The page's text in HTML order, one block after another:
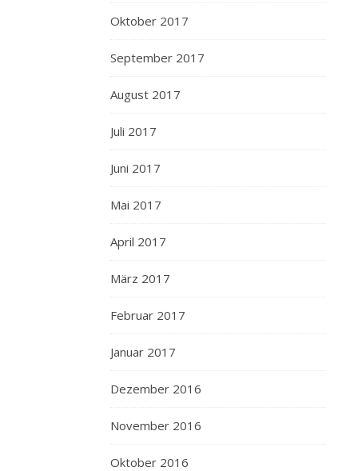
Oktober 2017
September 2017
August 2017
Juli 2017
Juni 2017
Mai 2017
April 2017
März 2017
Februar 2017
Januar 2017
Dezember 2016
November 2016
Oktober 2016